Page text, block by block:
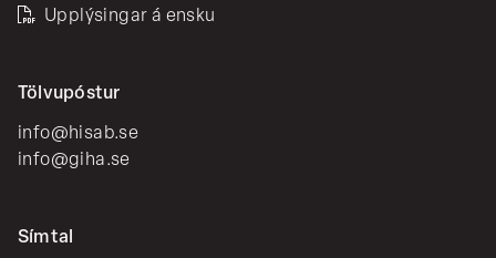
Upplýsingar á ensku
Tölvupóstur
info@hisab.se
info@giha.se
Símtal